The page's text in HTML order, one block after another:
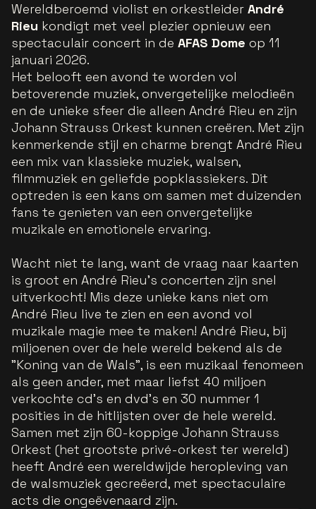
Wereldberoemd violist en orkestleider André
Rieu kondigt met veel plezier opnieuw een
spectaculair concert in de AFAS Dome op 11
januari 2026.
Het belooft een avond te worden vol
betoverende muziek, onvergetelijke melodieën
en de unieke sfeer die alleen André Rieu en zijn
Johann Strauss Orkest kunnen creëren. Met zijn
kenmerkende stijl en charme brengt André Rieu
een mix van klassieke muziek, walsen,
filmmuziek en geliefde popklassiekers. Dit
optreden is een kans om samen met duizenden
fans te genieten van een onvergetelijke
muzikale en emotionele ervaring.
Wacht niet te lang, want de vraag naar kaarten
is groot en André Rieu’s concerten zijn snel
uitverkocht! Mis deze unieke kans niet om
André Rieu live te zien en een avond vol
muzikale magie mee te maken! André Rieu, bij
miljoenen over de hele wereld bekend als de
"Koning van de Wals", is een muzikaal fenomeen
als geen ander, met maar liefst 40 miljoen
verkochte cd's en dvd's en 30 nummer 1
posities in de hitlijsten over de hele wereld.
Samen met zijn 60-koppige Johann Strauss
Orkest (het grootste privé-orkest ter wereld)
heeft André een wereldwijde heropleving van
de walsmuziek gecreëerd, met spectaculaire
acts die ongeëvenaard zijn.